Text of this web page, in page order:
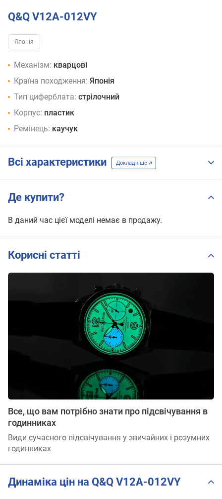
Q&Q V12A-012VY
Японія
Механізм: кварцові
Країна походження: Японія
Тип циферблата: стрілочний
Корпус: пластик
Ремінець: каучук
Всі характеристики Докладніше
Де купити?
В даний час цієї моделі немає в продажу.
Корисні статті
Все, що вам потрібно знати про підсвічування в
годинниках
Види сучасного підсвічування у звичайних і розумних
годинниках
Динаміка цін на Q&Q V12A-012VY